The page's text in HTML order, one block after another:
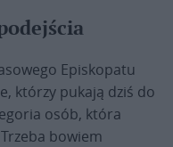
Episkopatu
którzy pukają dziś do
osób, która
bowiem